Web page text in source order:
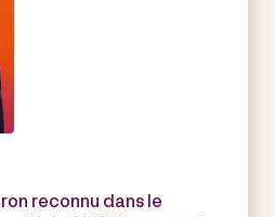
reconnu dans le